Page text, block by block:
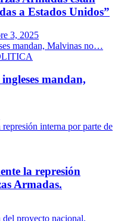
a Estados Unidos”
3, 2025
mandan,
la represión
Armadas.